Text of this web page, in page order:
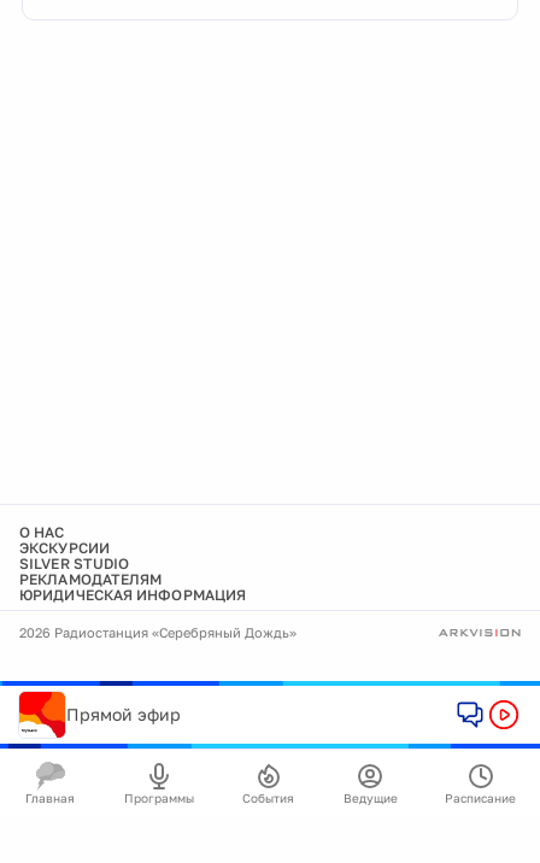
О НАС
ЭКСКУРСИИ
SILVER STUDIO
РЕКЛАМОДАТЕЛЯМ
ЮРИДИЧЕСКАЯ ИНФОРМАЦИЯ
2026 Радиостанция «Серебряный Дождь»
Прямой эфир
Главная Программы События Ведущие Расписание